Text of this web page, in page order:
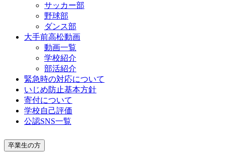
サッカー部
野球部
ダンス部
大手前高松動画
動画一覧
学校紹介
部活紹介
緊急時の対応について
いじめ防止基本方針
寄付について
学校自己評価
公認SNS一覧
卒業生の方